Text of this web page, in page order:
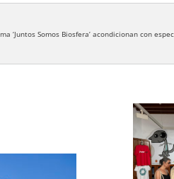
‘Juntos Somos Biosfera’ acondicionan con